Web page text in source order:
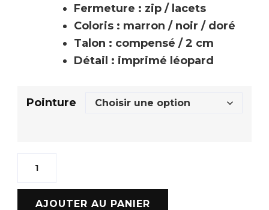
Fermeture : zip / lacets
Coloris : marron / noir / doré
Talon : compensé / 2 cm
Détail : imprimé léopard
Pointure
AJOUTER AU PANIER